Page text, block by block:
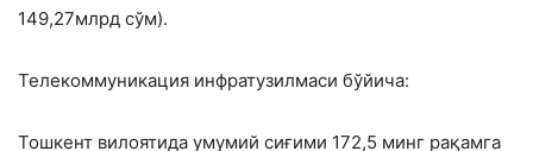
149,27млрд сўм).
Телекоммуникация инфратузилмаси бўйича:
Тошкент вилоятида умумий сиғими 172,5 минг рақамга